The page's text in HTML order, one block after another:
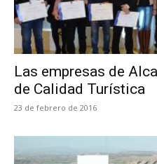
Las empresas de
de Calidad Turística
23 de febrero de 2016